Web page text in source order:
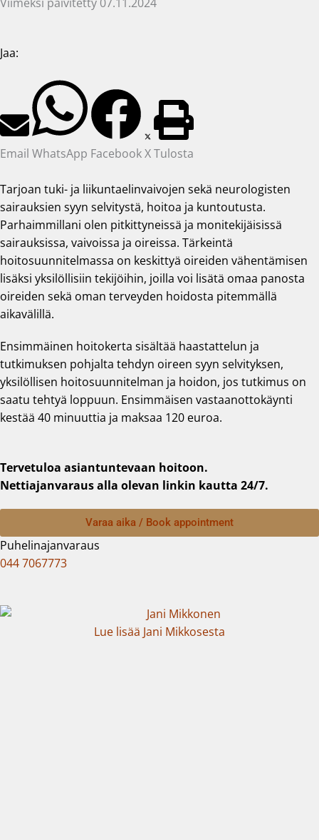
Jaa:
Email WhatsApp FacebookXTulosta
Tarjoan tuki- ja liikuntaelinvaivojen sekä neurologisten
sairauksien syyn selvitystä, hoitoa ja kuntoutusta.
Parhaimmillani olen pitkittyneissä ja monitekijäisissä
sairauksissa, vaivoissa ja oireissa. Tärkeintä
hoitosuunnitelmassa on keskittyä oireiden vähentämisen
lisäksi yksilöllisiin tekijöihin, joilla voi lisätä omaa panosta
oireiden sekä oman terveyden hoidosta pitemmällä
aikavälillä.
Ensimmäinen hoitokerta sisältää haastattelun ja
tutkimuksen pohjalta tehdyn oireen syyn selvityksen,
yksilöllisen hoitosuunnitelman ja hoidon, jos tutkimus on
saatu tehtyä loppuun. Ensimmäisen vastaanottokäynti
kestää 40 minuuttia ja maksaa 120 euroa.
Tervetuloa asiantuntevaan hoitoon.
Nettiajanvaraus alla olevan linkin kautta 24/7.
Varaa aika / Book appointment
Puhelinajanvaraus
044 7067773
Lue lisää Jani Mikkosesta